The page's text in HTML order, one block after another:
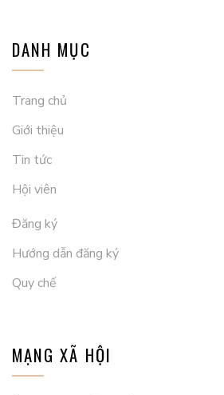
DANH MỤC
Trang chủ
Giới thiệu
Tin tức
Hội viên
Đăng ký
Hướng dẫn đăng ký
Quy chế
MẠNG XÃ HỘI